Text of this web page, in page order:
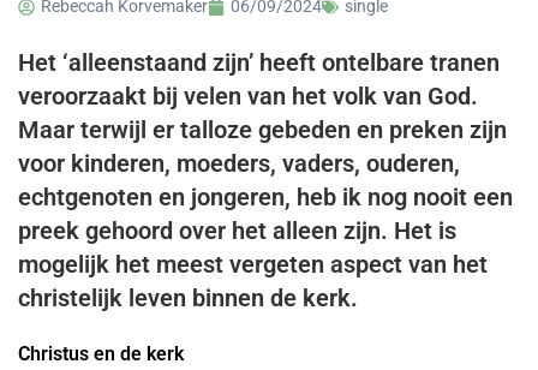
Rebeccah Korvemaker 06/09/2024 single
Het ‘alleenstaand zijn’ heeft ontelbare tranen
veroorzaakt bij velen van het volk van God.
Maar terwijl er talloze gebeden en preken zijn
voor kinderen, moeders, vaders, ouderen,
echtgenoten en jongeren, heb ik nog nooit een
preek gehoord over het alleen zijn. Het is
mogelijk het meest vergeten aspect van het
christelijk leven binnen de kerk.
Christus en de kerk